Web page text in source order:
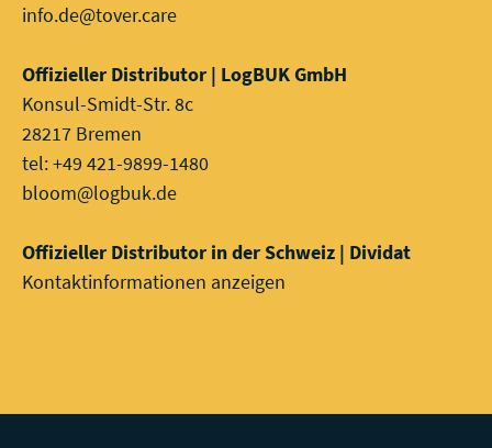
info.de@tover.care
Offizieller Distributor | LogBUK GmbH
Konsul-Smidt-Str. 8c
28217 Bremen
tel: +49 421-9899-1480
bloom@logbuk.de
Offizieller Distributor in der Schweiz | Dividat
Kontaktinformationen anzeigen